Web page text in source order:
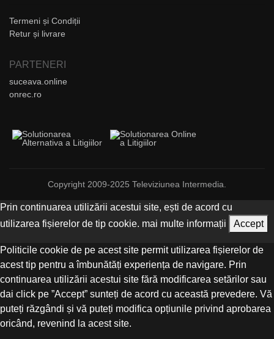
Termeni și Condiții
Retur și livrare
PARTENERI
suceava.online
onrec.ro
Copyright 2009-2025 Televiziunea Intermedia.
Prin continuarea utilizării acestui site, ești de acord cu
utilizarea fișierelor de tip cookie. mai multe informații Accept
Politicile cookie de pe acest site permit utilizarea fișierelor de
acest tip pentru a îmbunătăți experiența de navigare. Prin
continuarea utilizării acestui site fără modificarea setărilor sau
dai click pe ”Accept” sunteți de acord cu această prevedere. Vă
puteți răzgândi și vă puteți modifica opțiunile privind aprobarea
oricând, revenind la acest site.